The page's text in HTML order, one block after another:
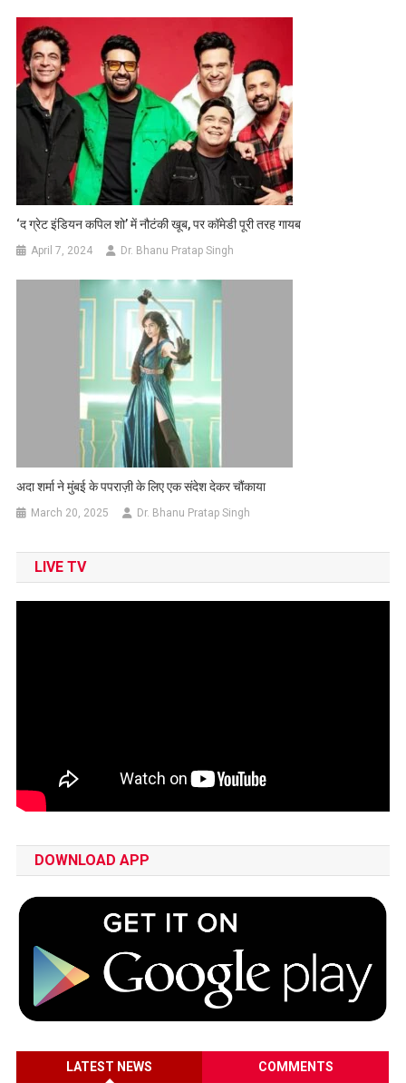
‘द ग्रेट इंडियन कपिल शो’ में नौटंकी खूब, पर कॉमेडी पूरी तरह गायब
April 7, 2024 Dr. Bhanu Pratap Singh
अदा शर्मा ने मुंबई के पपराज़ी के लिए एक संदेश देकर चौंकाया
March 20, 2025 Dr. Bhanu Pratap Singh
LIVE TV
DOWNLOAD APP
LATEST NEWS COMMENTS